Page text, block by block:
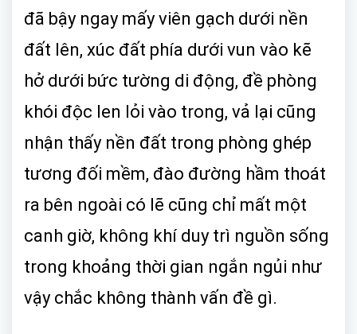
đã bậy ngay mấy viên gạch dưới nền
đất lên, xúc đất phía dưới vun vào kẽ
hở dưới bức tường di động, đề phòng
khói độc len lỏi vào trong, vả lại cũng
nhận thấy nền đất trong phòng ghép
tương đối mềm, đào đường hầm thoát
ra bên ngoài có lẽ cũng chỉ mất một
canh giờ, không khí duy trì nguồn sống
trong khoảng thời gian ngắn ngủi như
vậy chắc không thành vấn đề gì.